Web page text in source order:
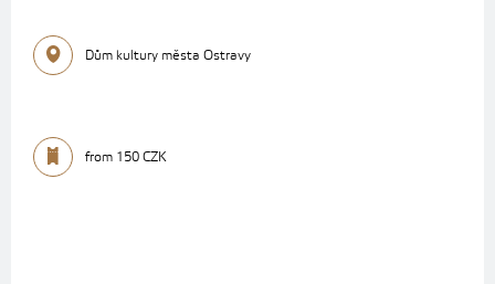
Dům kultury města Ostravy
from 150 CZK